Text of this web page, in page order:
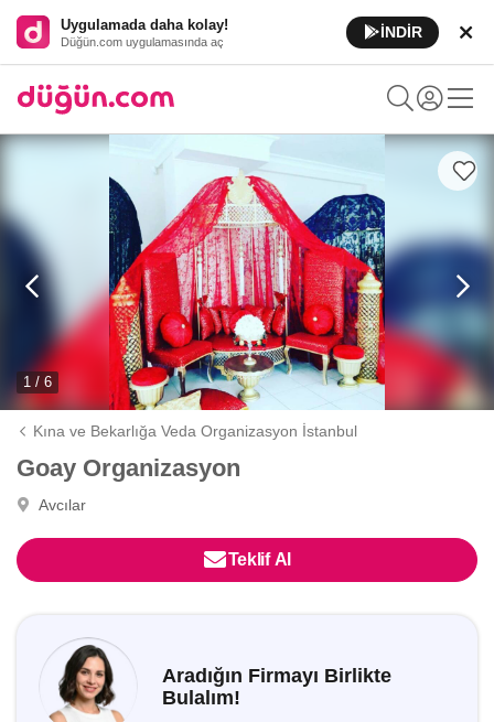
Uygulamada daha kolay!
Düğün.com uygulamasında aç
İNDİR
1 / 6
Kına ve Bekarlığa Veda Organizasyon İstanbul
Goay Organizasyon
Avcılar
Teklif Al
Aradığın Firmayı Birlikte
Bulalım!